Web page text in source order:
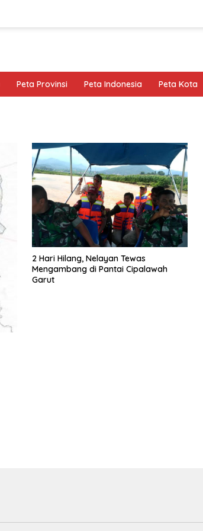
Peta Provinsi Peta Indonesia Peta Kota
2 Hari Hilang, Nelayan Tewas
Mengambang di Pantai Cipalawah
Garut